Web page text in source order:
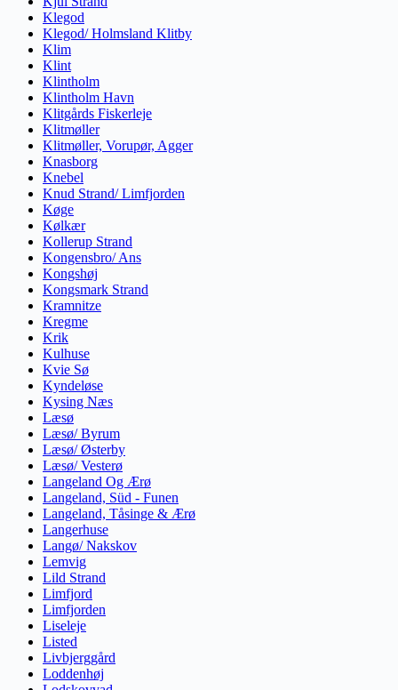
Klegod
Klegod/ Holmsland Klitby
Klim
Klint
Klintholm
Klintholm Havn
Klitgårds Fiskerleje
Klitmøller
Klitmøller, Vorupør, Agger
Knasborg
Knebel
Knud Strand/ Limfjorden
Køge
Kølkær
Kollerup Strand
Kongensbro/ Ans
Kongshøj
Kongsmark Strand
Kramnitze
Kregme
Krik
Kulhuse
Kvie Sø
Kyndeløse
Kysing Næs
Læsø
Læsø/ Byrum
Læsø/ Østerby
Læsø/ Vesterø
Langeland Og Ærø
Langeland, Süd - Funen
Langeland, Tåsinge & Ærø
Langerhuse
Langø/ Nakskov
Lemvig
Lild Strand
Limfjord
Limfjorden
Liseleje
Listed
Livbjerggård
Loddenhøj